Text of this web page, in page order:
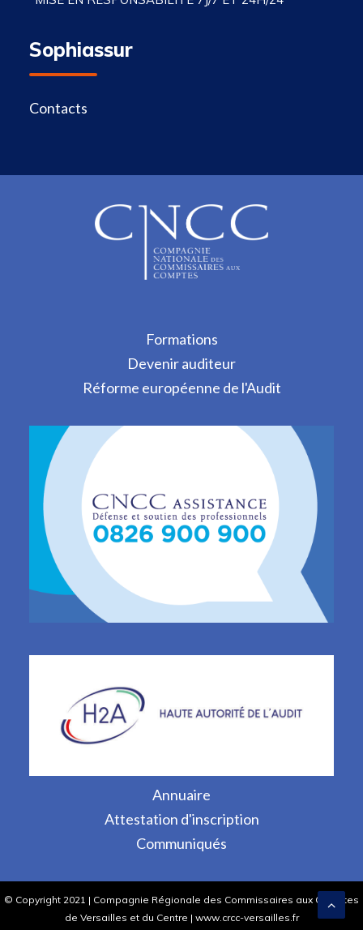
Sophiassur
Contacts
Formations
Devenir auditeur
Réforme européenne de l'Audit
Annuaire
Attestation d'inscription
Communiqués
© Copyright 2021 | Compagnie Régionale des Commissaires aux Comptes
de Versailles et du Centre | www.crcc-versailles.fr